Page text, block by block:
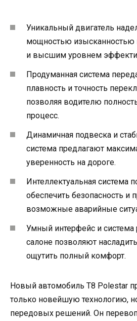
Уникальный двигатель
мощностью изысканностью
и высшим уровнем
Продуманная система
плавность и точность
позволяя водителю
процесс.
Динамичная подвеска и
система предлагают
уверенность на дороге.
Интеллектуальная система
обеспечить безопасность и
возможные аварийные
Умный интерфейс и система
салоне позволяют
ощутить полный комфорт.
Новый автомобиль T8 Polestar
только новейшую технологию,
передовых решений. Он